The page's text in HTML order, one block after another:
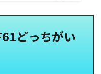
どっちがい